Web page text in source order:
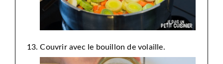
Couvrir avec le bouillon de volaille.